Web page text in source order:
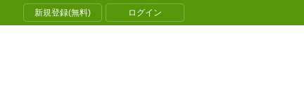
新規登録(無料) ログイン